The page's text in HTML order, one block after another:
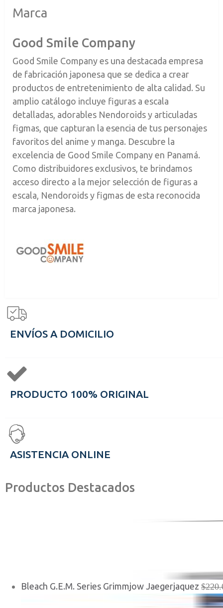
Marca
Good Smile Company
Good Smile Company es una destacada empresa
de fabricación japonesa que se dedica a crear
productos de entretenimiento de alta calidad. Su
amplio catálogo incluye figuras a escala
detalladas, adorables Nendoroids y articuladas
figmas, que capturan la esencia de tus personajes
favoritos del anime y manga. Descubre la
excelencia de Good Smile Company en Panamá.
Como distribuidores exclusivos, te brindamos
acceso directo a la mejor selección de figuras a
escala, Nendoroids y figmas de esta reconocida
marca japonesa.
ENVÍOS A DOMICILIO
PRODUCTO 100% ORIGINAL
ASISTENCIA ONLINE
Productos Destacados
Bleach G.E.M. Series Grimmjow Jaegerjaquez $